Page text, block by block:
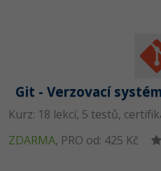
Git - Verzovací
Kurz: 18 lekcí, 5 testů,
ZDARMA, PRO od: 425 Kč